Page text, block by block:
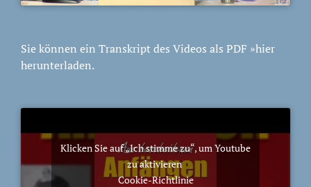
Sie können ein Transkript des Videos als PDF »hier
herunterladen.
Klicken Sie auf „Ich stimme zu“, um Youtube
zu aktivieren
Cookie-Richtlinie